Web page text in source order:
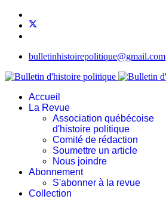
bulletinhistoirepolitique@gmail.com
Accueil
La Revue
Association québécoise
d'histoire politique
Comité de rédaction
Soumettre un article
Nous joindre
Abonnement
S'abonner à la revue
Collection